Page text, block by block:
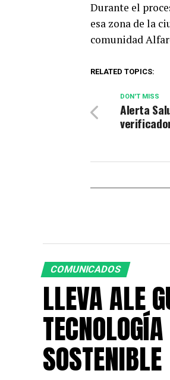
Durante el
esa zona de la
comunidad
RELATED TOPICS:
DON'T MISS
Alerta
COMUNICADOS
LLEVA ALE
SOSTENIBLE